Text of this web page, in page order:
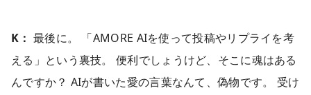
K： 最後に。 「AMORE AIを使って投稿やリプライを考
える」という裏技。 便利でしょうけど、そこに魂はある
んですか？ AIが書いた愛の言葉なんて、偽物です。 受け